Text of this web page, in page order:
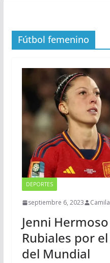
Fútbol femenino
DEPORTES
septiembre 6, 2023
Jenni
Rubiales por
del Mundial